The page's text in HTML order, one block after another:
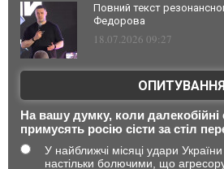
Повний текст
Федорова
18.07.2026 09:27
ОПИТУВАННЯ
На вашу думку, коли далекобійні
примусять росію сісти за стіл
У найближчі місяці удари України
настільки болючими, що